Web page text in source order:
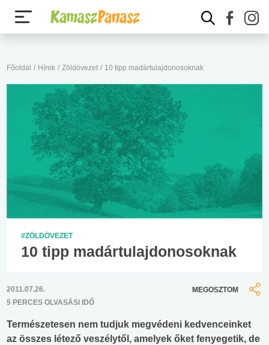
Főoldal / Hírek / Zöldövezet / 10 tipp madártulajdonosoknak
#ZÖLDÖVEZET
10 tipp madártulajdonosoknak
2011.07.26.
5 PERCES OLVASÁSI IDŐ
MEGOSZTOM
Természetesen nem tudjuk megvédeni kedvenceinket
az összes létező veszélytől, amelyek őket fenyegetik, de